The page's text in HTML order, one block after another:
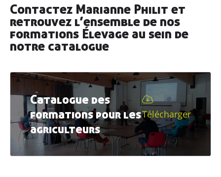
Contactez Marianne Philit et
retrouvez l’ensemble de nos
formations Élevage au sein de
notre catalogue
Catalogue des
formations pour les
agriculteurs
Télécharger